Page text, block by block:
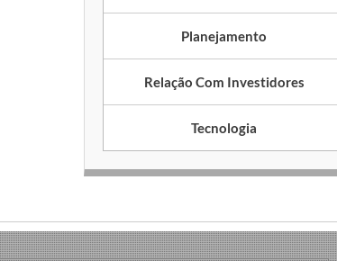
Planejamento
Relação Com Investidores
Tecnologia